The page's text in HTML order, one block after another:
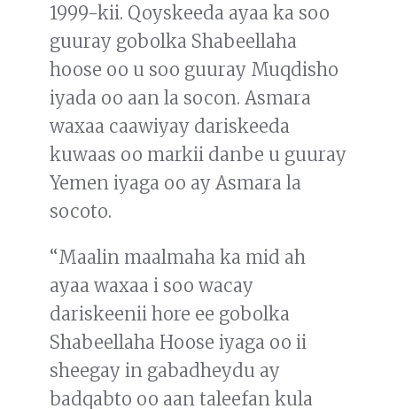
1999-kii. Qoyskeeda ayaa ka soo
guuray gobolka Shabeellaha
hoose oo u soo guuray Muqdisho
iyada oo aan la socon. Asmara
waxaa caawiyay dariskeeda
kuwaas oo markii danbe u guuray
Yemen iyaga oo ay Asmara la
socoto.
“Maalin maalmaha ka mid ah
ayaa waxaa i soo wacay
dariskeenii hore ee gobolka
Shabeellaha Hoose iyaga oo ii
sheegay in gabadheydu ay
badqabto oo aan taleefan kula